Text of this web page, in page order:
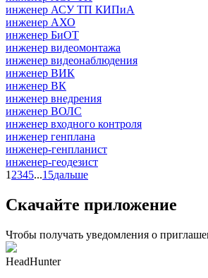
инженер АСУ ТП КИПиА
инженер АХО
инженер БиОТ
инженер видеомонтажа
инженер видеонаблюдения
инженер ВИК
инженер ВК
инженер внедрения
инженер ВОЛС
инженер входного контроля
инженер генплана
инженер-генпланист
инженер-геодезист
1 2345...15дальше
Скачайте приложение
Чтобы получать уведомления о
HeadHunter